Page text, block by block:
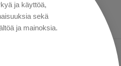
ja käyttöä,
sekä
ja mainoksia.